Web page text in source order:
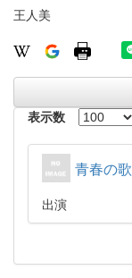
王人美
表示数
青春の歌
出演